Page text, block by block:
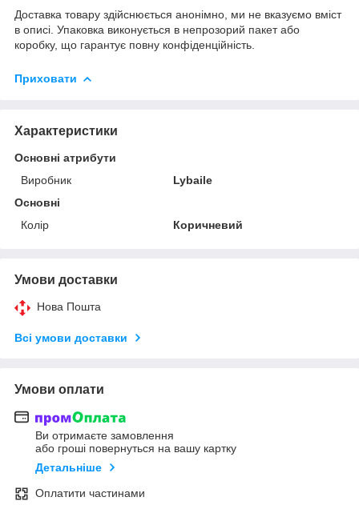
Доставка товару здійснюється анонімно, ми не вказуємо вміст
в описі. Упаковка виконується в непрозорий пакет або
коробку, що гарантує повну конфіденційність.
Приховати
Характеристики
Основні атрибути
Виробник
Lybaile
Основні
Колір
Коричневий
Умови доставки
Нова Пошта
Всі умови доставки
Умови оплати
Ви отримаєте замовлення
або гроші повернуться на вашу картку
Детальніше
Оплатити частинами